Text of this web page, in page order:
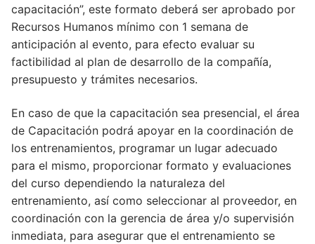
capacitación”, este formato deberá ser aprobado por
Recursos Humanos mínimo con 1 semana de
anticipación al evento, para efecto evaluar su
factibilidad al plan de desarrollo de la compañía,
presupuesto y trámites necesarios.
En caso de que la capacitación sea presencial, el área
de Capacitación podrá apoyar en la coordinación de
los entrenamientos, programar un lugar adecuado
para el mismo, proporcionar formato y evaluaciones
del curso dependiendo la naturaleza del
entrenamiento, así como seleccionar al proveedor, en
coordinación con la gerencia de área y/o supervisión
inmediata, para asegurar que el entrenamiento se